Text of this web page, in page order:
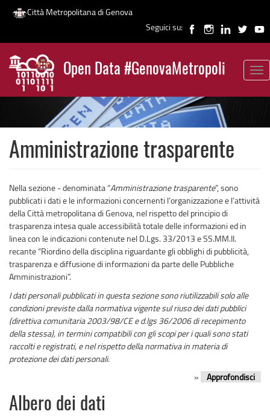
Salta
contenuto
principale
Città Metropolitana di Genova
Seguici su:
Open Data #GenovaMetropoli
News
Amministrazione trasparente
Nella sezione - denominata “Amministrazione trasparente”, sono
pubblicati i dati e le informazioni concernenti l’organizzazione e l’attività
della Città metropolitana di Genova, nel rispetto del principio di
trasparenza intesa quale accessibilità totale delle informazioni ed in
linea con le indicazioni contenute nel D.Lgs. 33/2013 e SS.MM.II.
recante “Riordino della disciplina riguardante gli obblighi di pubblicità,
trasparenza e diffusione di informazioni da parte delle Pubbliche
Amministrazioni”.
I dati personali pubblicati in questa sezione sono riutilizzabili solo alle
condizioni previste dalla normativa vigente sul riuso dei dati pubblici
(direttiva comunitaria 2003/98/CE e d.lgs 36/2006 di recepimento
della stessa), in termini compatibili con gli scopi per i quali sono stati
raccolti e registrati, e nel rispetto della normativa in materia di
protezione dei dati personali.
»
Approfondisci
Albero dei dati